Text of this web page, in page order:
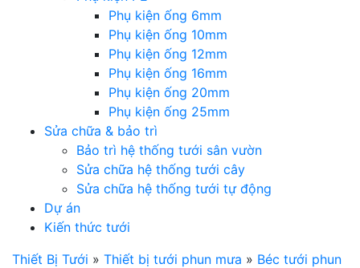
Phụ kiện ống 6mm
Phụ kiện ống 10mm
Phụ kiện ống 12mm
Phụ kiện ống 16mm
Phụ kiện ống 20mm
Phụ kiện ống 25mm
Sửa chữa & bảo trì
Bảo trì hệ thống tưới sân vườn
Sửa chữa hệ thống tưới cây
Sửa chữa hệ thống tưới tự động
Dự án
Kiến thức tưới
Thiết Bị Tưới » Thiết bị tưới phun mưa » Béc tưới phun